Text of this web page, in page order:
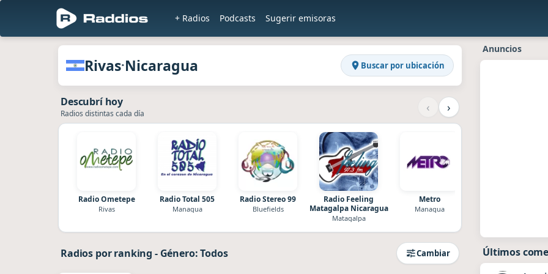
+ Radios Podcasts Sugerir emisoras
Radios de Rivas · Nicaraguaen Raddios
Rivas·Nicaragua Buscar por ubicación
Descubrí hoy
Radios distintas cada día ‹ ›
Radio Ometepe
Rivas
Radio Total 505
Managua
Radio Stereo 99
Bluefields
Radio Feeling
Matagalpa Nicaragua
Matagalpa
Metro
Managua
Radios por ranking - Género: Todos Cambiar
Anuncios
Últimos